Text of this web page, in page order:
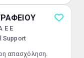
Ε Ε
Support
απασχόληση.